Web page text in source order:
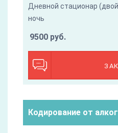
Дневной стационар
ночь
9500 руб.
Кодирование от